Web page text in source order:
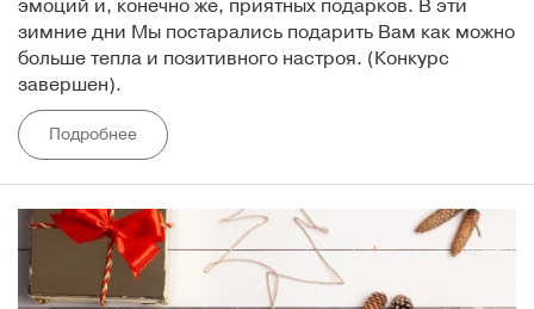
эмоций и, конечно же, приятных подарков. В эти
зимние дни Мы постарались подарить Вам как можно
больше тепла и позитивного настроя. (Конкурс
завершен).
Подробнее